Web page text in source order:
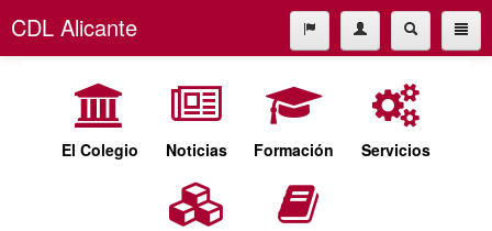
CDL Alicante
Formación
cdl@cdlalicante.org
El Colegio Noticias Formación Servicios